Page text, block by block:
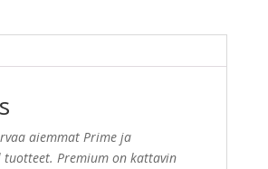
aiemmat Prime ja
tuotteet. Premium on kattavin